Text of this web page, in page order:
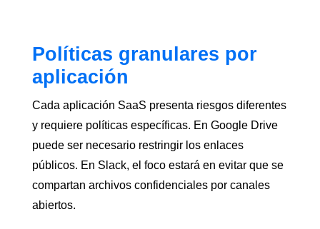
Políticas granulares por
aplicación
Cada aplicación SaaS presenta riesgos diferentes
y requiere políticas específicas. En Google Drive
puede ser necesario restringir los enlaces
públicos. En Slack, el foco estará en evitar que se
compartan archivos confidenciales por canales
abiertos.